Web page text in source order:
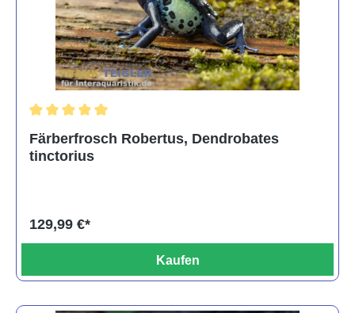
Färberfrosch Robertus, Dendrobates
tinctorius
129,99 €*
Kaufen